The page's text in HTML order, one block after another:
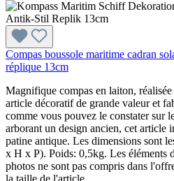
Compas boussole maritime cadran
réplique 13cm
Magnifique compas en laiton,
article décoratif de grande valeur et
comme vous pouvez le constater sur
arborant un design ancien, cet article
patine antique. Les dimensions sont
x H x P). Poids: 0,5kg. Les éléments
photos ne sont pas compris dans
la taille de l'article.